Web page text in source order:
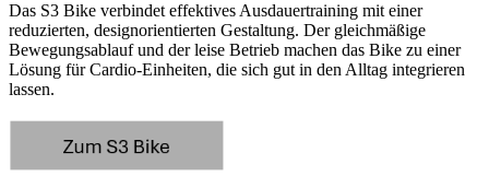
Das S3 Bike verbindet effektives Ausdauertraining mit einer
reduzierten, designorientierten Gestaltung. Der gleichmäßige
Bewegungsablauf und der leise Betrieb machen das Bike zu einer
Lösung für Cardio-Einheiten, die sich gut in den Alltag integrieren
lassen.